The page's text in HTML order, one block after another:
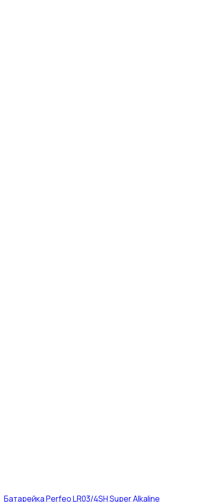
Батарейка Perfeo LR03/4SH Super Alkaline